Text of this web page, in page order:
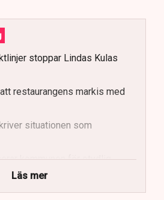
stoppar Lindas Kulas
restaurangens markis med
situationen som
kommunen för otydlig
enhetliga regler för
Läs mer